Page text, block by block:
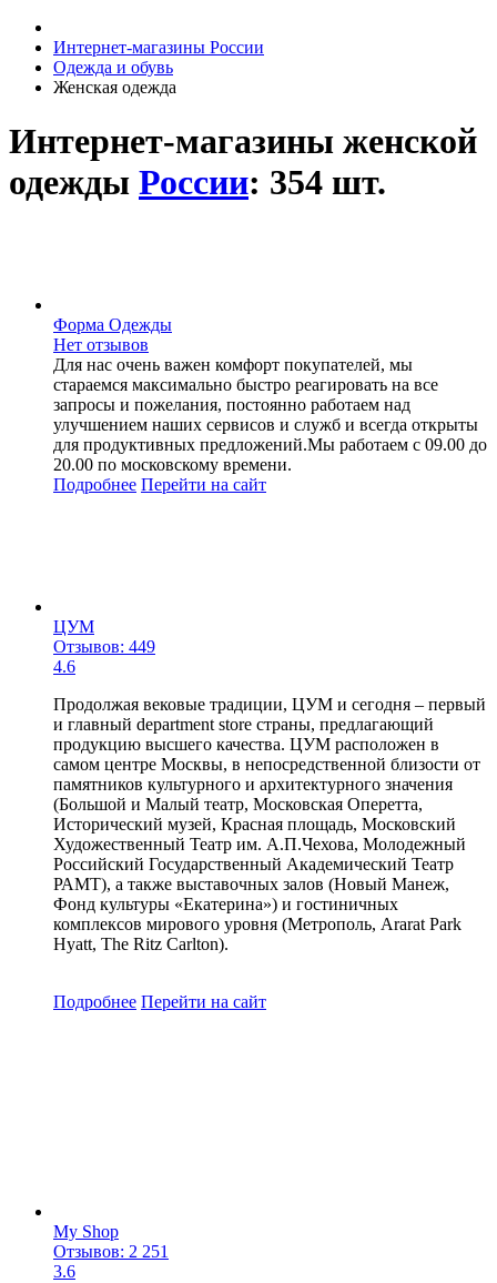
Интернет-магазины России
Одежда и обувь
Женская одежда
Интернет-магазины женской
одежды России: 354 шт.
Форма Одежды
Нет отзывов
Для нас очень важен комфорт покупателей, мы
стараемся максимально быстро реагировать на все
запросы и пожелания, постоянно работаем над
улучшением наших сервисов и служб и всегда открыты
для продуктивных предложений.Мы работаем с 09.00 до
20.00 по московскому времени.
Подробнее Перейти на сайт
ЦУМ
Отзывов: 449
4.6
Продолжая вековые традиции, ЦУМ и сегодня – первый
и главный department store страны, предлагающий
продукцию высшего качества. ЦУМ расположен в
самом центре Москвы, в непосредственной близости от
памятников культурного и архитектурного значения
(Большой и Малый театр, Московская Оперетта,
Исторический музей, Красная площадь, Московский
Художественный Театр им. А.П.Чехова, Молодежный
Российский Государственный Академический Театр
РАМТ), а также выставочных залов (Новый Манеж,
Фонд культуры «Екатерина») и гостиничных
комплексов мирового уровня (Метрополь, Ararat Park
Hyatt, The Ritz Carlton).
Подробнее Перейти на сайт
My Shop
Отзывов: 2 251
3.6